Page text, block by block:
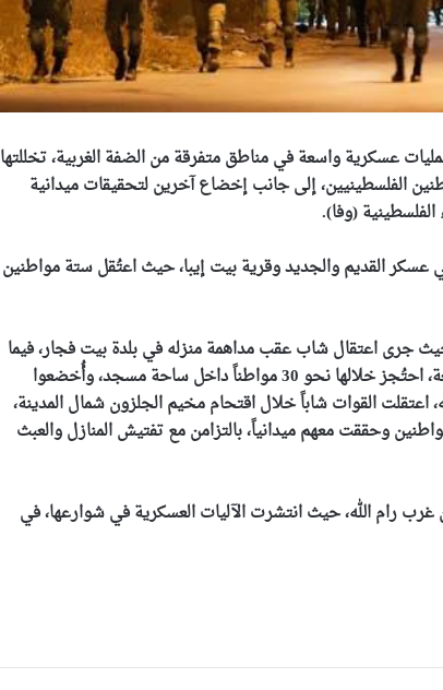
عسكرية واسعة في مناطق متفرقة من الضفة الغربية، تخللتها
الفلسطينيين، إلى جانب إخضاع آخرين لتحقيقات ميدانية
(وفا).
القديم والجديد وقرية بيت إيبا، حيث اعتُقل ستة مواطنين
جرى اعتقال شاب عقب مداهمة منزله في بلدة بيت فجار، فيما
شهدت قرية حوسان غرب المدينة حملة اقتحامات واسعة، احتُجز خلالها نحو 30 مواطناً داخل ساحة مسجد، وأُخضعوا
اعتقلت القوات شاباً خلال اقتحام مخيم الجلزون شمال المدينة،
وحققت معهم ميدانياً، بالتزامن مع تفتيش المنازل والعبث
رام الله، حيث انتشرت الآليات العسكرية في شوارعها، في
الإعلان اليوم عن النتائج النهائية
لمسابقة توظيف الأساتذة
وزير الصناعة يقف على القدرات
الصناعية لمجمع “فيروفيال”
بعنابة
بمهامهم بالمجلس الشعبي الوطني